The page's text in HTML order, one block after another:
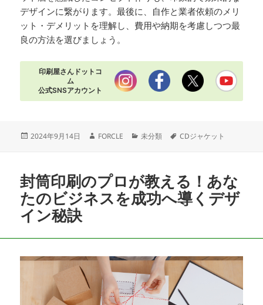
デザインに繋がります。最後に、自作と業者依頼のメリ
ット・デメリットを理解し、費用や納期を考慮しつつ最
良の方法を選びましょう。
印刷屋さんドットコ
ム
公式SNSアカウント
投
2024年9月14日
作
FORCLE
カ
ー
未分類
タ
CDジャケット
封筒印刷のプロが教える！あな
たのビジネスを成功へ導くデザ
イン秘訣